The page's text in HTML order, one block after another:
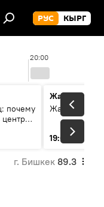
РУС КЫРГ
20:00
почему
центре
Жаңылыктар
19:01 11 мин
г. Бишкек 89.3